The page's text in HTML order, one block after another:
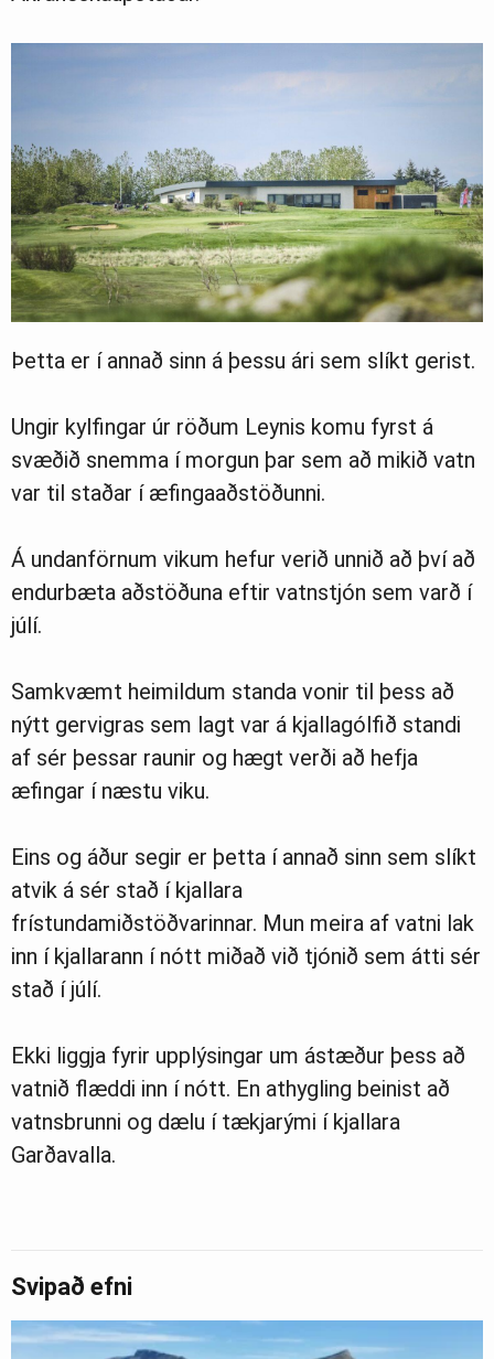
Þetta er í annað sinn á þessu ári sem slíkt gerist.
Ungir kylfingar úr röðum Leynis komu fyrst á
svæðið snemma í morgun þar sem að mikið vatn
var til staðar í æfingaaðstöðunni.
Á undanförnum vikum hefur verið unnið að því að
endurbæta aðstöðuna eftir vatnstjón sem varð í
júlí.
Samkvæmt heimildum standa vonir til þess að
nýtt gervigras sem lagt var á kjallagólfið standi
af sér þessar raunir og hægt verði að hefja
æfingar í næstu viku.
Eins og áður segir er þetta í annað sinn sem slíkt
atvik á sér stað í kjallara
frístundamiðstöðvarinnar. Mun meira af vatni lak
inn í kjallarann í nótt miðað við tjónið sem átti sér
stað í júlí.
Ekki liggja fyrir upplýsingar um ástæður þess að
vatnið flæddi inn í nótt. En athygling beinist að
vatnsbrunni og dælu í tækjarými í kjallara
Garðavalla.
Svipað efni